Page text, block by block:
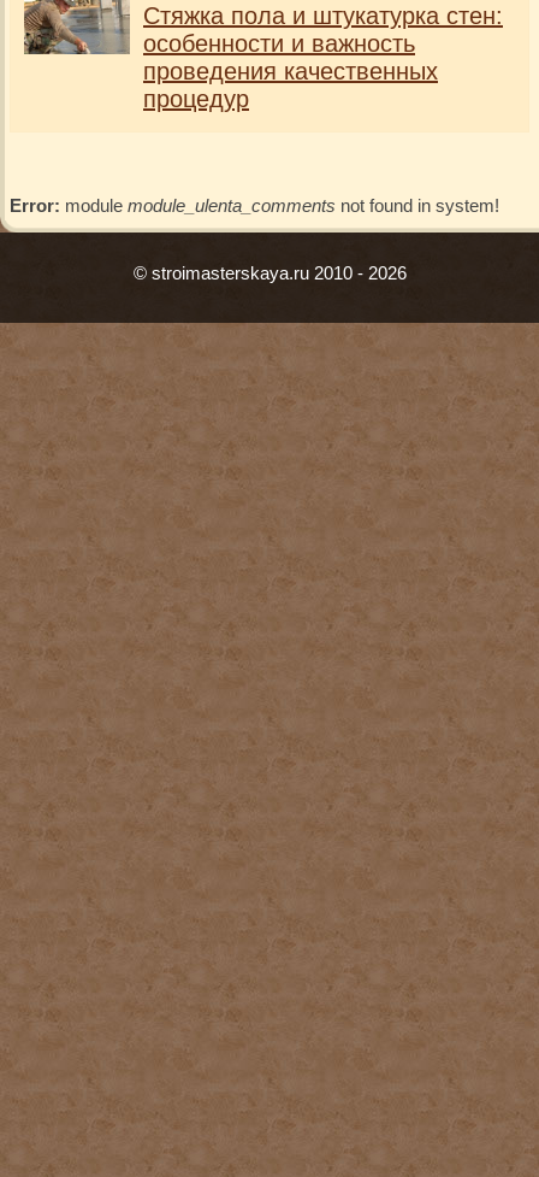
Стяжка пола и штукатурка стен:
особенности и важность
проведения качественных
процедур
Error: module module_ulenta_comments not found in system!
© stroimasterskaya.ru 2010 - 2026